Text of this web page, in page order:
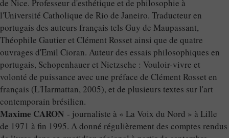
de Nice. Professeur d'esthétique et de philosophie à
l'Université Catholique de Rio de Janeiro. Traducteur en
portugais des auteurs français tels Guy de Maupassant,
Théophile Gautier et Clément Rosset ainsi que de quatre
ouvrages d'Emil Cioran. Auteur des essais philosophiques en
portugais, Schopenhauer et Nietzsche : Vouloir-vivre et
volonté de puissance avec une préface de Clément Rosset en
français (L'Harmattan, 2005), et de plusieurs textes sur l'art
contemporain brésilien.
Maxime CARON - journaliste à « La Voix du Nord » à Lille
de 1971 à fin 1995. A donné régulièrement des comptes rendus